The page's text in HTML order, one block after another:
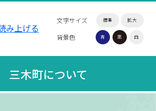
文字サイズ 標準 拡大
背景色 青 黒 白
み上げる
三木町について